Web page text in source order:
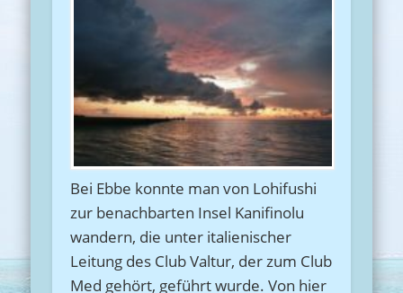
Bei Ebbe konnte man von Lohifushi
zur benachbarten Insel Kanifinolu
wandern, die unter italienischer
Leitung des Club Valtur, der zum Club
Med gehört, geführt wurde. Von hier